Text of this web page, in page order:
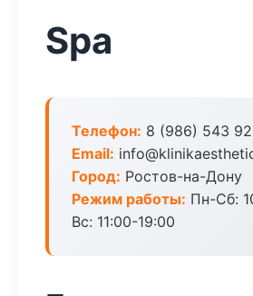
Spa
Телефон: 8 (986) 543 92
Email:
Город: Ростов-на-Дону
Режим работы: Пн-Сб:
Вс: 11:00-19:00